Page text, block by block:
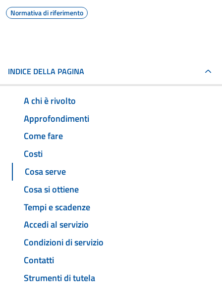
Normativa di riferimento
INDICE DELLA PAGINA
A chi è rivolto
Approfondimenti
Come fare
Costi
Cosa serve
Cosa si ottiene
Tempi e scadenze
Accedi al servizio
Condizioni di servizio
Contatti
Strumenti di tutela